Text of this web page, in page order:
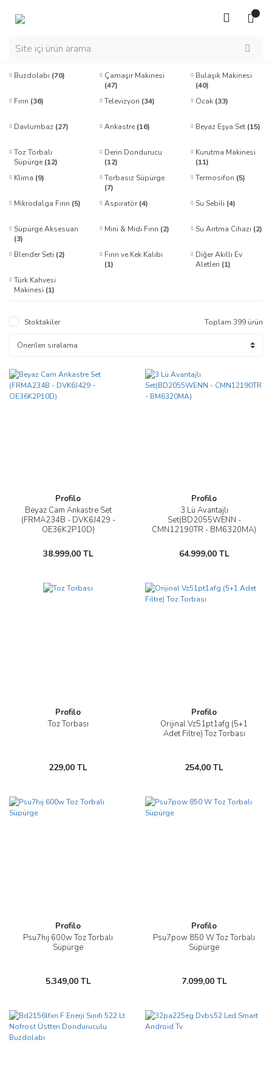
Buzdolabı (70)
Çamaşır Makinesi
(47)
Bulaşık Makinesi
(40)
Fırın (36) Televizyon (34) Ocak (33)
Davlumbaz (27) Ankastre (16) Beyaz Eşya Set (15)
Toz Torbalı
Süpürge (12)
Derin Dondurucu
(12)
Kurutma Makinesi
(11)
Klima (9)
Torbasız Süpürge
(7)
Termosifon (5)
Mikrodalga Fırın (5) Aspiratör(4) Su Sebili (4)
Süpürge Aksesuarı
(3)
Mini & Midi Fırın (2) Su Arıtma Cihazı (2)
Blender Seti (2)
Fırın ve Kek Kalıbı
(1)
Diğer Akıllı Ev
Aletleri (1)
Türk Kahvesi
Makinesi (1)
Stoktakiler Toplam 399 ürün
Profilo
Beyaz Cam Ankastre Set
(FRMA234B - DVK6J429 -
OE36K2P10D)
38.999,00 TL
Profilo
3 Lü Avantajlı
Set(BD2055WENN -
CMN12190TR - BM6320MA)
64.999,00 TL
Profilo
Toz Torbası
229,00 TL
Profilo
Orijinal Vz51pt1afg (5+1
Adet Filtre) Toz Torbası
254,00 TL
Profilo
Psu7hıj 600w Toz Torbalı
Süpürge
5.349,00 TL
Profilo
Psu7pow 850 W Toz Torbalı
Süpürge
7.099,00 TL